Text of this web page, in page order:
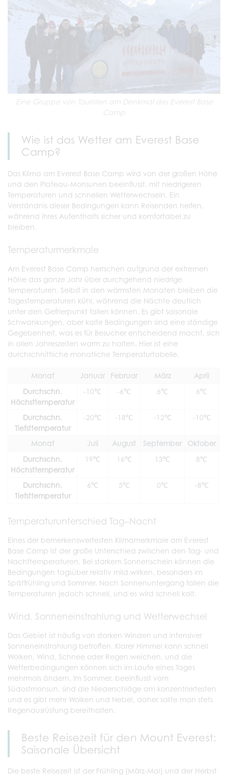
Eine Gruppe von Touristen am Denkmal des Everest Base
Camp
Wie ist das Wetter am Everest Base
Camp?
Das Klima am Everest Base Camp wird von der großen Höhe
und den Plateau-Monsunen beeinflusst, mit niedrigeren
Temperaturen und schnellen Wetterwechseln. Ein
Verständnis dieser Bedingungen kann Reisenden helfen,
während ihres Aufenthalts sicher und komfortabel zu
bleiben.
Temperaturmerkmale
Am Everest Base Camp herrschen aufgrund der extremen
Höhe das ganze Jahr über durchgehend niedrige
Temperaturen. Selbst in den wärmsten Monaten bleiben die
Tagestemperaturen kühl, während die Nächte deutlich
unter den Gefrierpunkt fallen können. Es gibt saisonale
Schwankungen, aber kalte Bedingungen sind eine ständige
Gegebenheit, was es für Besucher entscheidend macht, sich
in allen Jahreszeiten warm zu halten. Hier ist eine
durchschnittliche monatliche Temperaturtabelle.
Monat Januar Februar März
April
Durchschn.
Höchsttemperatur
-10℃ -6℃ 6℃ 6℃
Durchschn.
Tiefsttemperatur
-20℃ -18℃ -12℃ -10℃
Monat Juli August September Oktober
Durchschn.
Höchsttemperatur
19℃ 16℃ 13℃ 8℃
Durchschn.
Tiefsttemperatur
6℃ 5℃ 0℃ -8℃
Temperaturunterschied Tag–Nacht
Eines der bemerkenswertesten Klimamerkmale am Everest
Base Camp ist der große Unterschied zwischen den Tag- und
Nachttemperaturen. Bei starkem Sonnenschein können die
Bedingungen tagsüber relativ mild wirken, besonders im
Spätfrühling und Sommer. Nach Sonnenuntergang fallen die
Temperaturen jedoch schnell, und es wird schnell kalt.
Wind, Sonneneinstrahlung und Wetterwechsel
Das Gebiet ist häufig von starken Winden und intensiver
Sonneneinstrahlung betroffen. Klarer Himmel kann schnell
Wolken, Wind, Schnee oder Regen weichen, und die
Wetterbedingungen können sich im Laufe eines Tages
mehrmals ändern. Im Sommer, beeinflusst vom
Südostmonsun, sind die Niederschläge am konzentriertesten
und es gibt mehr Wolken und Nebel, daher sollte man stets
Regenausrüstung bereithalten.
Beste Reisezeit für den Mount Everest:
Saisonale Übersicht
Die beste Reisezeit ist der Frühling (März-Mai) und der Herbst